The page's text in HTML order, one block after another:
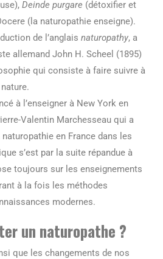
Deinde purgare (détoxifier et
(la naturopathie enseigne).
de l’anglais naturopathy, a
allemand John H. Scheel (1895)
qui consiste à faire suivre à
à l’enseigner à New York en
Valentin Marchesseau qui a
en France dans les
s’est par la suite répandue à
toujours sur les enseignements
à la fois les méthodes
modernes.
un naturopathe ?
que les changements de nos